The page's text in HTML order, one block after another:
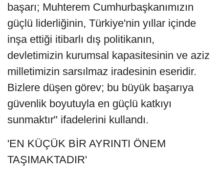
başarı; Muhterem Cumhurbaşkanımızın
güçlü liderliğinin, Türkiye'nin yıllar içinde
inşa ettiği itibarlı dış politikanın,
devletimizin kurumsal kapasitesinin ve aziz
milletimizin sarsılmaz iradesinin eseridir.
Bizlere düşen görev; bu büyük başarıya
güvenlik boyutuyla en güçlü katkıyı
sunmaktır" ifadelerini kullandı.
'EN KÜÇÜK BİR AYRINTI ÖNEM
TAŞIMAKTADIR'